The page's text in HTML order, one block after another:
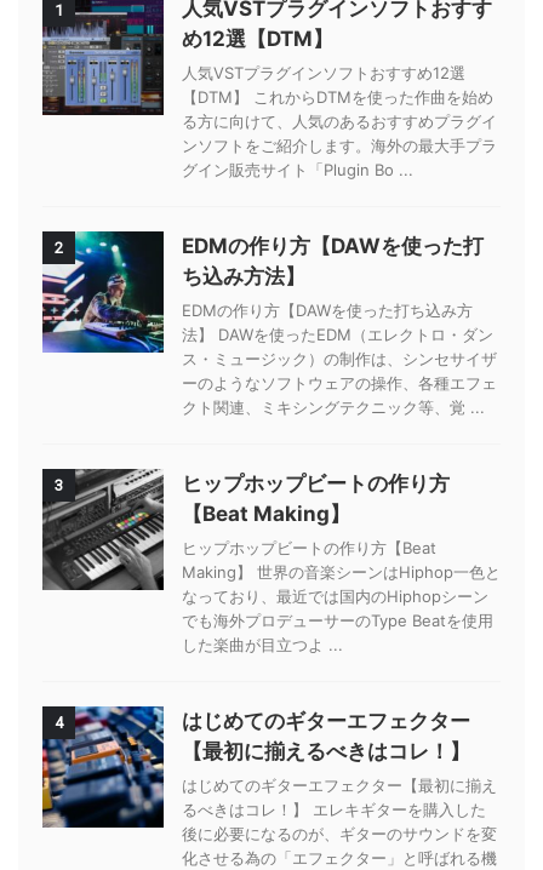
1
人気VSTプラグインソフトおすす
め12選【DTM】
人気VSTプラグインソフトおすすめ12選
【DTM】 これからDTMを使った作曲を始め
る方に向けて、人気のあるおすすめプラグイ
ンソフトをご紹介します。海外の最大手プラ
グイン販売サイト「Plugin Bo ...
2
EDMの作り方【DAWを使った打
ち込み方法】
EDMの作り方【DAWを使った打ち込み方
法】 DAWを使ったEDM（エレクトロ・ダン
ス・ミュージック）の制作は、シンセサイザ
ーのようなソフトウェアの操作、各種エフェ
クト関連、ミキシングテクニック等、覚 ...
3
ヒップホップビートの作り方
【Beat Making】
ヒップホップビートの作り方【Beat
Making】 世界の音楽シーンはHiphop一色と
なっており、最近では国内のHiphopシーン
でも海外プロデューサーのType Beatを使用
した楽曲が目立つよ ...
4
はじめてのギターエフェクター
【最初に揃えるべきはコレ！】
はじめてのギターエフェクター【最初に揃え
るべきはコレ！】 エレキギターを購入した
後に必要になるのが、ギターのサウンドを変
化させる為の「エフェクター」と呼ばれる機